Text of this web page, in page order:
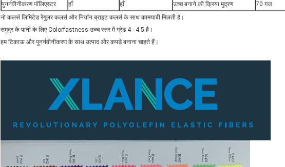
पुनर्नवीनीकरण पॉलिएस्टर
हाँ हाँ उच्च बनाने की क्रिया मुद्रण
70 गज
नो कलर्स लिमिटेड रेगुलर कलर्स और नियॉन ब्राइट कलर्स के साथ कामयाबी मिलती है।
समुद्र के पानी के लिए Colorfastness उच्च स्तर में ग्रेड 4 - 4.5 है।
हम टिकाऊ और पुनर्नवीनीकरण के साथ उत्पाद और कपड़े बनाना चाहते हैं।